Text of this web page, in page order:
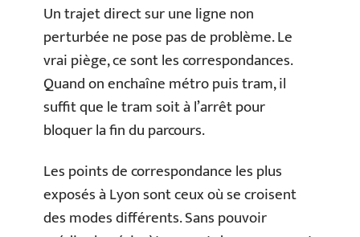
Un trajet direct sur une ligne non
perturbée ne pose pas de problème. Le
vrai piège, ce sont les correspondances.
Quand on enchaîne métro puis tram, il
suffit que le tram soit à l’arrêt pour
bloquer la fin du parcours.
Les points de correspondance les plus
exposés à Lyon sont ceux où se croisent
des modes différents. Sans pouvoir